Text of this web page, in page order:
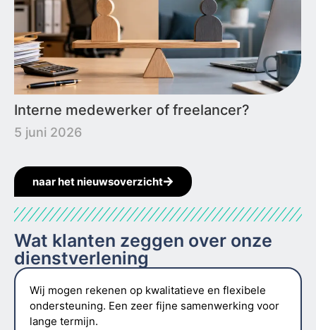
Interne medewerker of freelancer?
5 juni 2026
naar het nieuwsoverzicht
Wat klanten zeggen over onze
dienstverlening
Wij mogen rekenen op kwalitatieve en flexibele
ondersteuning. Een zeer fijne samenwerking voor
lange termijn.